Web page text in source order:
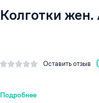
Колготки
Оставить отзыв
Подробнее